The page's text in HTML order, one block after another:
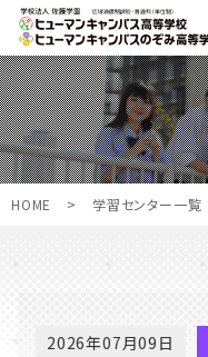
HOME > 学習センター一覧
2026年07月09日